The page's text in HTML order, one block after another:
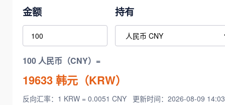
金额 持有
100 人民币（CNY）=
19633韩元（KRW）
反向汇率：1 KRW = 0.0051 CNY 更新时间：2026-08-09